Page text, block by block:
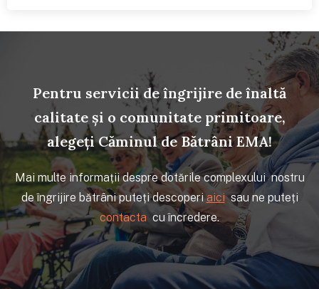
Pentru servicii de îngrijire de înaltă
calitate și o comunitate primitoare,
alegeți Căminul de Bătrâni EMA!
Mai multe informații despre dotările complexului nostru
deîngrijire bătrâni puteți descoperiaicisau ne puteți
contacta cu încredere.